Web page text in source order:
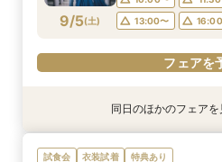
フェアを
フェアを
フェアを
9/5(土)
13:00〜
フェアを
衣装試着 特典あり
【ドレス重視オスス
特典あり
【少人数婚応援】来
衣装試着 特典あり
卒花オススメ◎英国
同日のほかのフェアを
試食会 衣装試着 特典あり